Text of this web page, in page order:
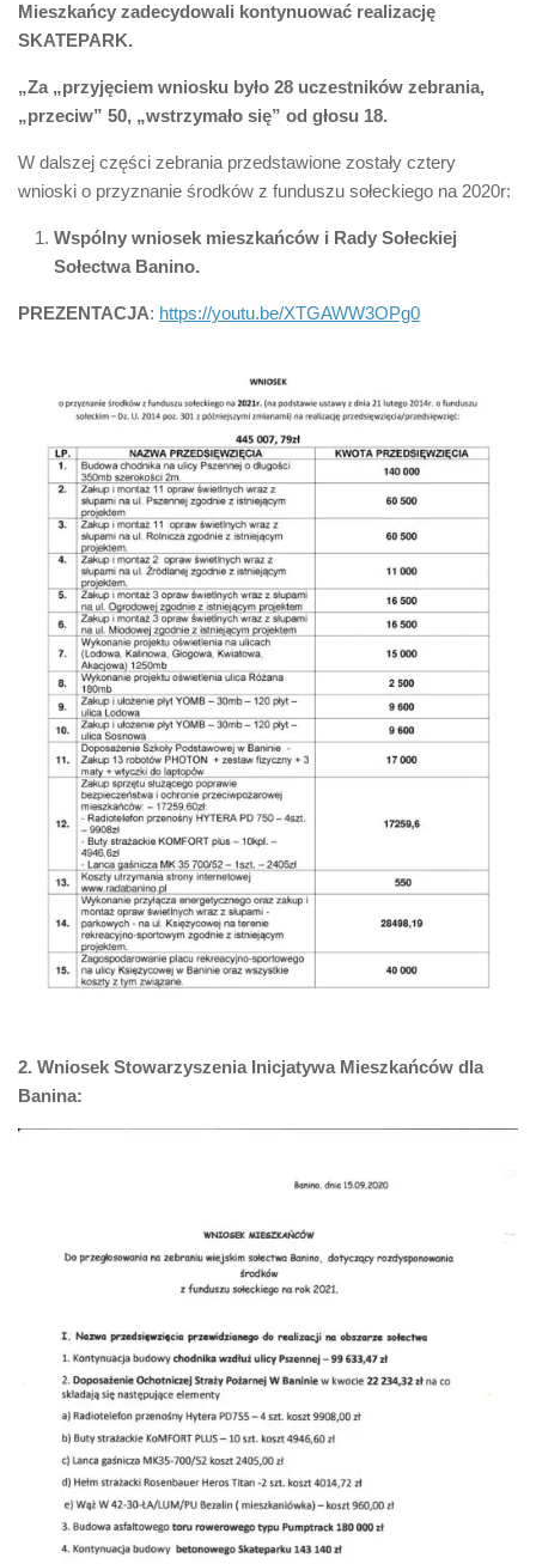
Mieszkańcy zadecydowali kontynuować realizację
SKATEPARK.
„Za „przyjęciem wniosku było 28 uczestników zebrania,
„przeciw” 50, „wstrzymało się” od głosu 18.
W dalszej części zebrania przedstawione zostały cztery
wnioski o przyznanie środków z funduszu sołeckiego na 2020r:
Wspólny wniosek mieszkańców i Rady Sołeckiej
Sołectwa Banino.
PREZENTACJA: https://youtu.be/XTGAWW3OPg0
2. Wniosek Stowarzyszenia Inicjatywa Mieszkańców dla
Banina: